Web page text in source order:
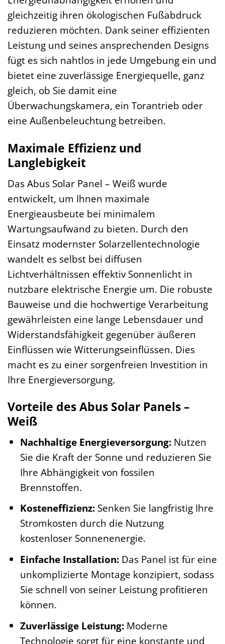
gleichzeitig ihren ökologischen Fußabdruck
reduzieren möchten. Dank seiner effizienten
Leistung und seines ansprechenden Designs
fügt es sich nahtlos in jede Umgebung ein und
bietet eine zuverlässige Energiequelle, ganz
gleich, ob Sie damit eine
Überwachungskamera, ein Torantrieb oder
eine Außenbeleuchtung betreiben.
Maximale Effizienz und
Langlebigkeit
Das Abus Solar Panel – Weiß wurde
entwickelt, um Ihnen maximale
Energieausbeute bei minimalem
Wartungsaufwand zu bieten. Durch den
Einsatz modernster Solarzellentechnologie
wandelt es selbst bei diffusen
Lichtverhältnissen effektiv Sonnenlicht in
nutzbare elektrische Energie um. Die robuste
Bauweise und die hochwertige Verarbeitung
gewährleisten eine lange Lebensdauer und
Widerstandsfähigkeit gegenüber äußeren
Einflüssen wie Witterungseinflüssen. Dies
macht es zu einer sorgenfreien Investition in
Ihre Energieversorgung.
Vorteile des Abus Solar Panels –
Weiß
Nachhaltige Energieversorgung:Nutzen
Sie die Kraft der Sonne und reduzieren Sie
Ihre Abhängigkeit von fossilen
Brennstoffen.
Kosteneffizienz:Senken Sie langfristig Ihre
Stromkosten durch die Nutzung
kostenloser Sonnenenergie.
Einfache Installation:Das Panel ist für eine
unkomplizierte Montage konzipiert, sodass
Sie schnell von seiner Leistung profitieren
können.
Zuverlässige Leistung:Moderne
Technologie sorgt für eine konstante und